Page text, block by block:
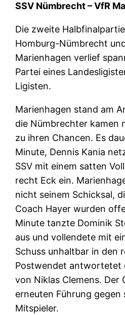
SSV Nümbrecht – VfR
Die zweite
Homburg-Nümbrecht
Marienhagen verlief
Partei eines
Ligisten.
Marienhagen stand am
die Nümbrechter kamen
zu ihren Chancen. Es
Minute, Dennis Kania
SSV mit einem satten
recht Eck ein.
nicht seinem Schicksal,
Coach Hayer wurden
Minute tanzte Dominik
aus und vollendete mit
Schuss unhaltbar in den
Postwendet antwortetet
von Niklas Clemens.
erneuten Führung gegen
Mitspieler.